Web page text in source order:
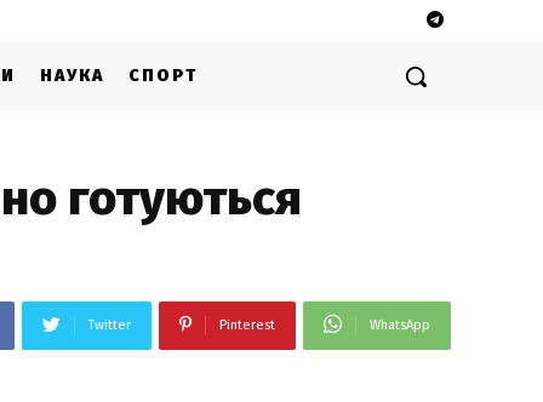
НАУКА СПОРТ
готуються
Twitter Pinterest WhatsApp